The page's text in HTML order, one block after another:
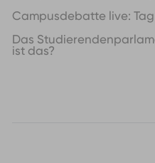
Campusdebatte live: Tag
Das
ist das?